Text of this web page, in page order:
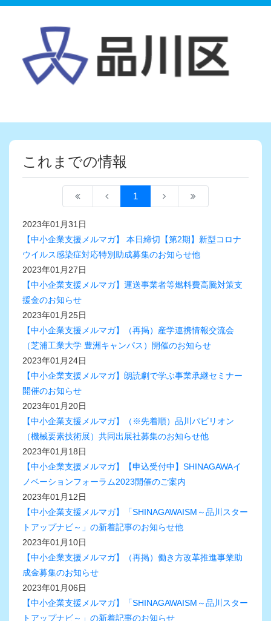
これまでの情報
1
2023年01月31日
【中小企業支援メルマガ】 本日締切【第2期】新型コロナ
ウイルス感染症対応特別助成募集のお知らせ他
2023年01月27日
【中小企業支援メルマガ】運送事業者等燃料費高騰対策支
援金のお知らせ
2023年01月25日
【中小企業支援メルマガ】（再掲）産学連携情報交流会
（芝浦工業大学 豊洲キャンパス）開催のお知らせ
2023年01月24日
【中小企業支援メルマガ】朗読劇で学ぶ事業承継セミナー
開催のお知らせ
2023年01月20日
【中小企業支援メルマガ】（※先着順）品川パビリオン
（機械要素技術展）共同出展社募集のお知らせ他
2023年01月18日
【中小企業支援メルマガ】【申込受付中】SHINAGAWAイ
ノベーションフォーラム2023開催のご案内
2023年01月12日
【中小企業支援メルマガ】「SHINAGAWAISM～品川スター
トアップナビ～」の新着記事のお知らせ他
2023年01月10日
【中小企業支援メルマガ】（再掲）働き方改革推進事業助
成金募集のお知らせ
2023年01月06日
【中小企業支援メルマガ】「SHINAGAWAISM～品川スター
トアップナビ～」の新着記事のお知らせ